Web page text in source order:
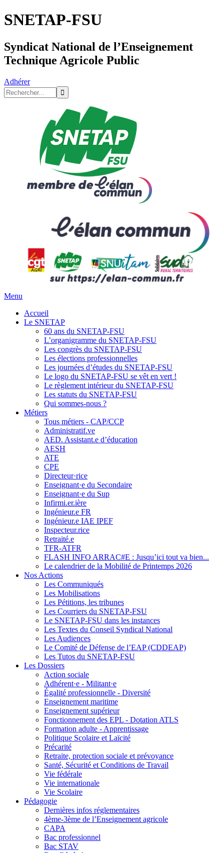
SNETAP-FSU
Syndicat National de l’Enseignement
Technique Agricole Public
Adhérer
Menu
Accueil
Le SNETAP
60 ans du SNETAP-FSU
L’organigramme du SNETAP-FSU
Les congrès du SNETAP-FSU
Les élections professionnelles
Les journées d’études du SNETAP-FSU
Le logo du SNETAP-FSU se vêt en vert !
Le règlement intérieur du SNETAP-FSU
Les statuts du SNETAP-FSU
Qui sommes-nous ?
Métiers
Tous métiers - CAP/CCP
Administratif.ve
AED. Assistant.e d’éducation
AESH
ATE
CPE
Directeur·rice
Enseignant·e du Secondaire
Enseignant·e du Sup
Infirmi.er.ière
Ingénieur.e FR
Ingénieur.e IAE IPEF
Inspecteur.rice
Retraité.e
TFR-ATFR
FLASH INFO ARRAC#E : Jusqu’ici tout va bien...
Le calendrier de la Mobilité de Printemps 2026
Nos Actions
Les Communiqués
Les Mobilisations
Les Pétitions, les tribunes
Les Courriers du SNETAP-FSU
Le SNETAP-FSU dans les instances
Les Textes du Conseil Syndical National
Les Audiences
Le Comité de Défense de l’EAP (CDDEAP)
Les Tutos du SNETAP-FSU
Les Dossiers
Action sociale
Adhérent·e - Militant·e
Égalité professionnelle - Diversité
Enseignement maritime
Enseignement supérieur
Fonctionnement des EPL - Dotation ATLS
Formation adulte - Apprentissage
Politique Scolaire et Laïcité
Précarité
Retraite, protection sociale et prévoyance
Santé, Sécurité et Conditions de Travail
Vie fédérale
Vie internationale
Vie Scolaire
Pédagogie
Dernières infos réglementaires
4ème-3ème de l’Enseignement agricole
CAPA
Bac professionnel
Bac STAV